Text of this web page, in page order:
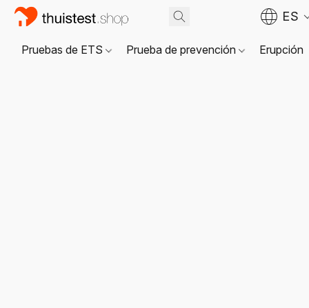
ES
Pruebas de ETS Prueba de prevención Erupción